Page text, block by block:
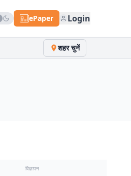
ePaper Login
शहर चुनें
विज्ञापन